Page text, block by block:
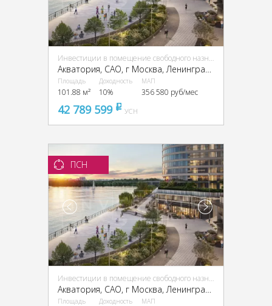
Инвестиции в помещение свободного назначения (ПСН)
Акватория, CАО, г Москва, Ленинградское ш., 69
Площадь
101.88 м²
Доходность
10%
МАП
356 580 руб/мес
42 789 599 pуб
УСН
ПСН
Инвестиции в помещение свободного назначения (ПСН)
Площадь Доходность МАП